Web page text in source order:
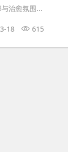
治愈氛围...
18 615